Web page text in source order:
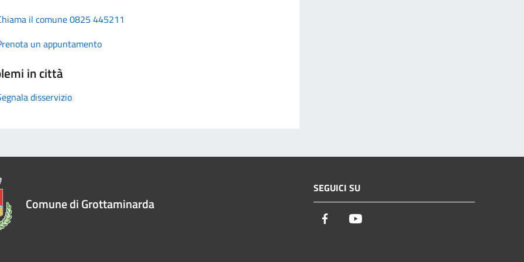
il comune 0825 445211
un appuntamento
in città
disservizio
Comune di Grottaminarda
SEGUICI SU
Facebook